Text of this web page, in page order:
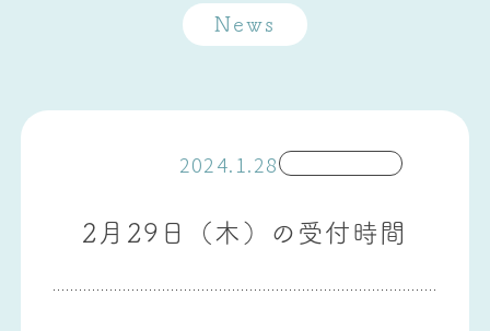
News
2024.1.28
2月29日（木）の受付時間